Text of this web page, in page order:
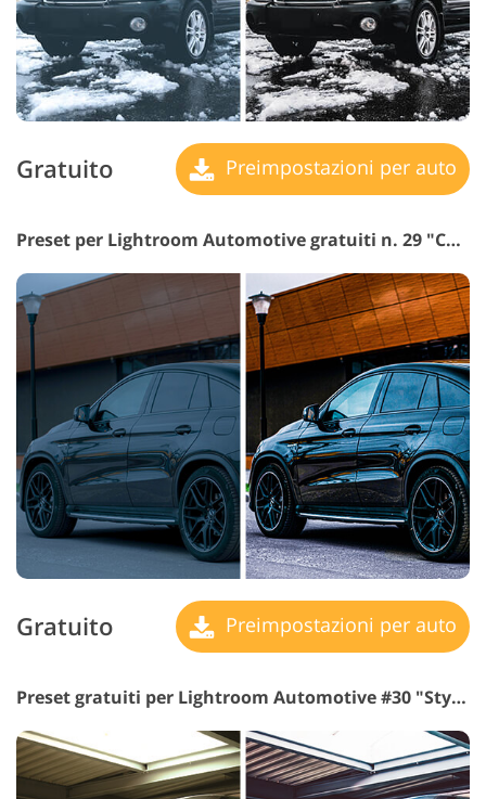
Gratuito Preimpostazioni per auto
Preset per Lightroom Automotive gratuiti n. 29 "Cool"
Gratuito Preimpostazioni per auto
Preset gratuiti per Lightroom Automotive #30 "Stylish"